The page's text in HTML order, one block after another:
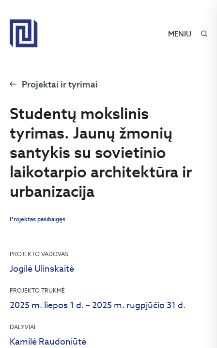
MENIU
Projektai ir tyrimai
Studentų mokslinis
tyrimas. Jaunų žmonių
santykis su sovietinio
laikotarpio architektūra ir
urbanizacija
Projektas pasibaigęs
PROJEKTO VADOVAS
Jogilė Ulinskaitė
PROJEKTO TRUKMĖ
2025 m. liepos 1 d. – 2025 m. rugpjūčio 31 d.
DALYVIAI
Kamilė Raudoniūtė